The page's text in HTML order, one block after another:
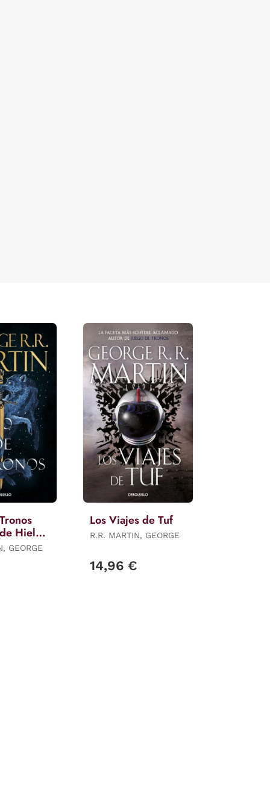
Hielo
GEORGE
Los Viajes de Tuf
R.R. MARTIN, GEORGE
14,96 €